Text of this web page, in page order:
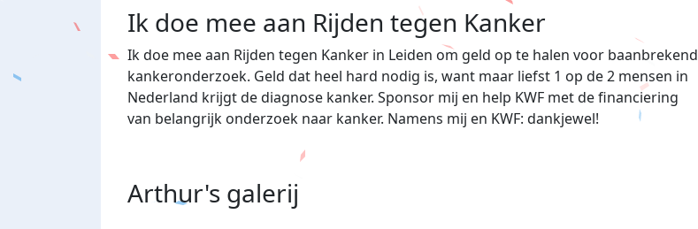
Ik doe mee aan Rijden tegen Kanker
Ik doe mee aan Rijden tegen Kanker in Leiden om geld op te halen voor baanbrekend
kankeronderzoek. Geld dat heel hard nodig is, want maar liefst 1 op de 2 mensen in
Nederland krijgt de diagnose kanker. Sponsor mij en help KWF met de financiering
van belangrijk onderzoek naar kanker. Namens mij en KWF: dankjewel!
Arthur's galerij